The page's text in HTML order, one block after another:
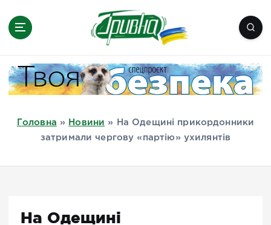
Миколаїв, Одеса, Мелітополь
Головна » Новини »
На Одещині прикордонники
затримали чергову «партію» ухилянтів
На Одещині